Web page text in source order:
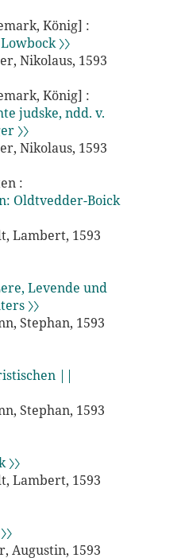
König] :
〉〉
Nikolaus, 1593
König] :
judske, ndd. v.
〉〉
Nikolaus, 1593
:
Oldtvedder-Boick
Lambert, 1593
Levende und
〉〉
Stephan, 1593
||
Stephan, 1593
Lambert, 1593
Augustin, 1593